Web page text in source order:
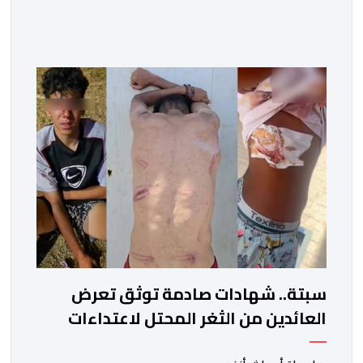
سبتة.. شهادات صادمة توثق تعرض
العائدين من الثغر المحتل لاعتداءات
جسيمة من قبل الحرس المدني